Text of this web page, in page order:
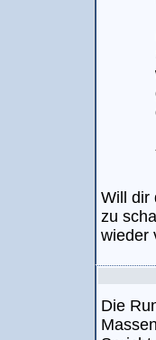
Will dir
zu
wieder
Die